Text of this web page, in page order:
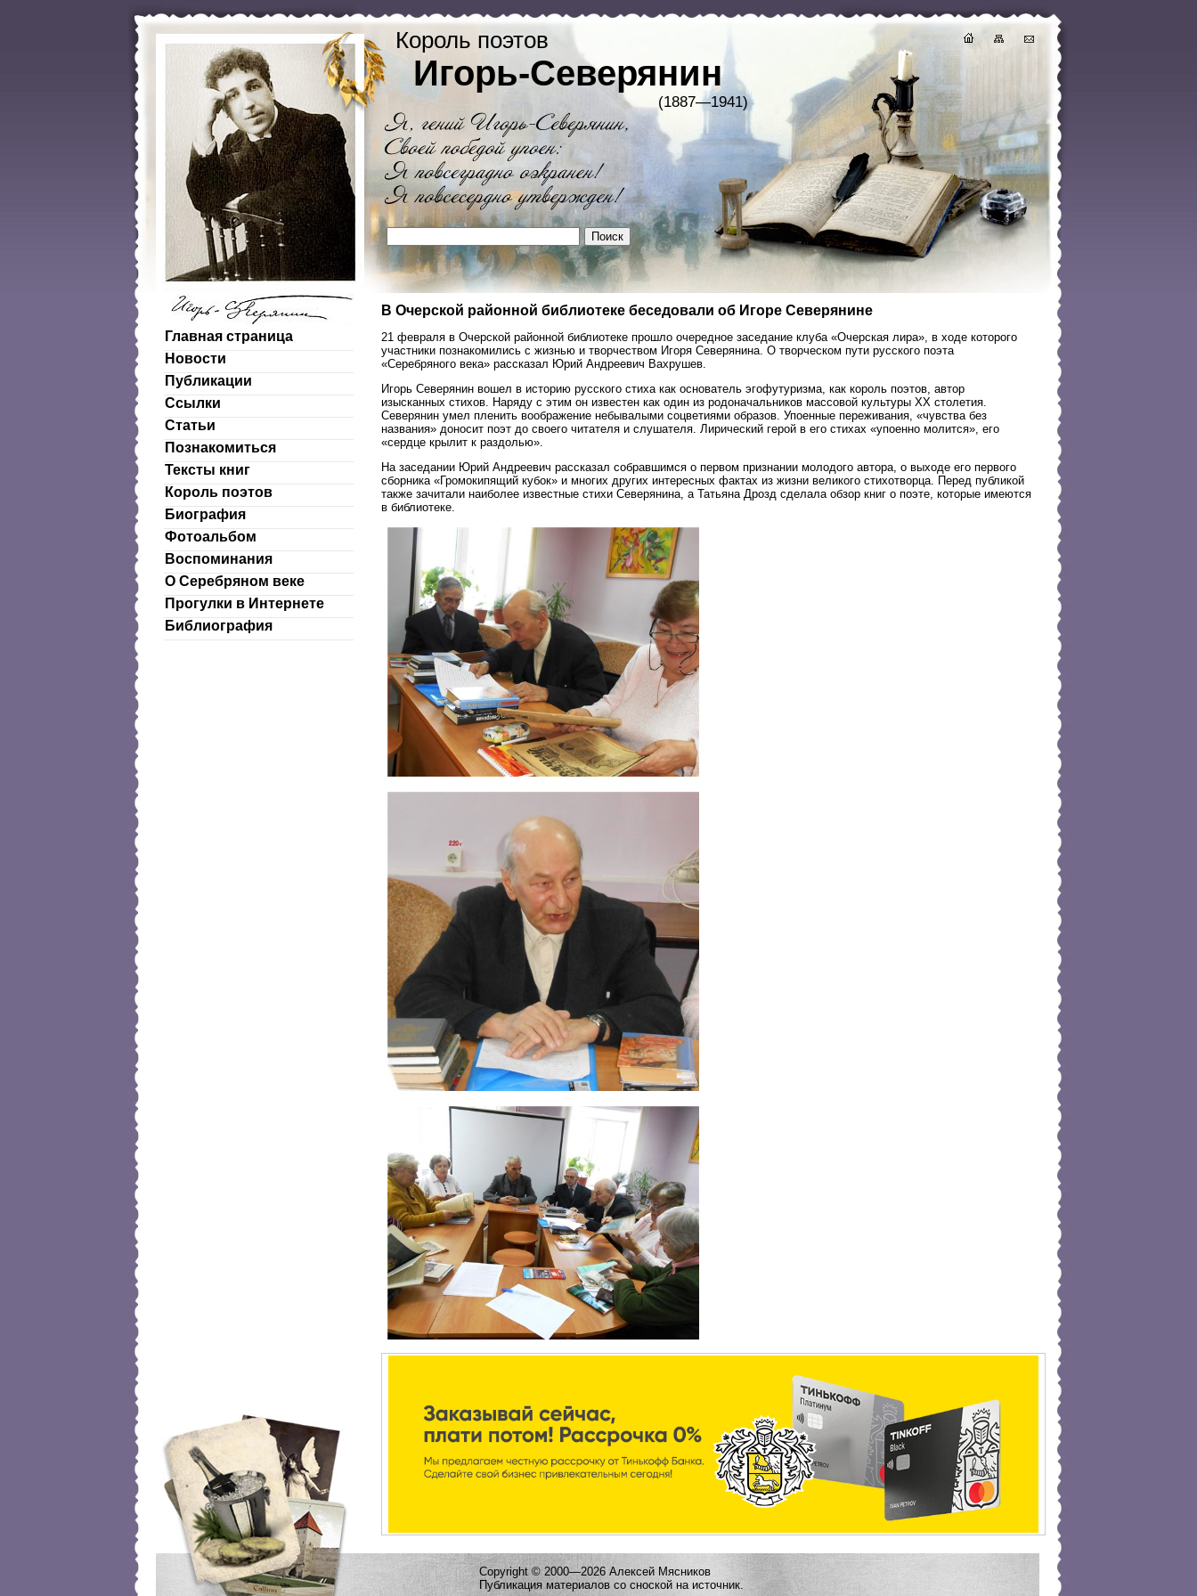
Король поэтов
Игорь-Северянин
(1887—1941)
Главная страница
Новости
Публикации
Ссылки
Статьи
Познакомиться
Тексты книг
Король поэтов
Биография
Фотоальбом
Воспоминания
О Серебряном веке
Прогулки в Интернете
Библиография
В Очерской районной библиотеке беседовали об Игоре Северянине
21 февраля в Очерской районной библиотеке прошло очередное заседание клуба «Очерская лира», в ходе которого
участники познакомились с жизнью и творчеством Игоря Северянина. О творческом пути русского поэта
«Серебряного века» рассказал Юрий Андреевич Вахрушев.
Игорь Северянин вошел в историю русского стиха как основатель эгофутуризма, как король поэтов, автор
изысканных стихов. Наряду с этим он известен как один из родоначальников массовой культуры ХХ столетия.
Северянин умел пленить воображение небывалыми соцветиями образов. Упоенные переживания, «чувства без
названия» доносит поэт до своего читателя и слушателя. Лирический герой в его стихах «упоенно молится», его
«сердце крылит к раздолью».
На заседании Юрий Андреевич рассказал собравшимся о первом признании молодого автора, о выходе его первого
сборника «Громокипящий кубок» и многих других интересных фактах из жизни великого стихотворца. Перед публикой
также зачитали наиболее известные стихи Северянина, а Татьяна Дрозд сделала обзор книг о поэте, которые имеются
в библиотеке.
Copyright © 2000—2026 Алексей Мясников
Публикация материалов со сноской на источник.